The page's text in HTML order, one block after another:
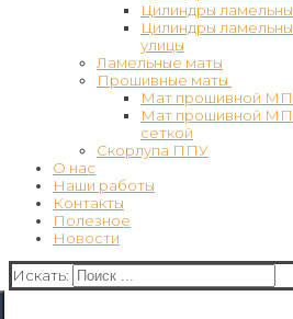
Цилиндры
Цилиндры
улицы
Ламельные маты
Прошивные маты
Мат прошивной МП
Мат прошивной МП
сеткой
Скорлупа ППУ
О нас
Наши работы
Контакты
Полезное
Новости
Искать: